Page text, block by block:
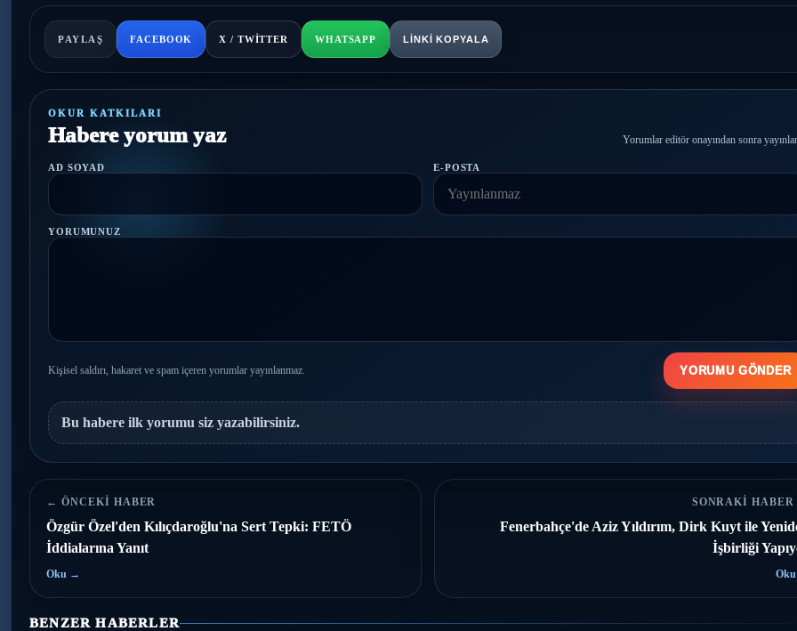
PAYLAŞ FACEBOOK X / TWITTER WHATSAPP LINKI KOPYALA
OKUR KATKILARI
Habere yorum yaz Yorumlar editör onayından sonra
AD SOYAD E-POSTA
YORUMUNUZ
Kişisel saldırı, hakaret ve spam içeren yorumlar yayınlanmaz. YORUMU GÖNDER
Bu habere ilk yorumu siz yazabilirsiniz.
← ÖNCEKI HABER
Özgür Özel'den Kılıçdaroğlu'na Sert Tepki: FETÖ
İddialarına Yanıt
Oku →
SONRAKI
Fenerbahçe'de Aziz Yıldırım, Dirk Kuyt ile
İşbirliği
BENZER HABERLER